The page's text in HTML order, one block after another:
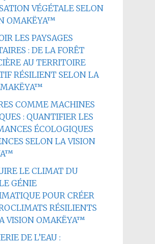
VÉGÉTALE SELON
OMAKËYA™
LES PAYSAGES
: DE LA FORÊT
AU TERRITOIRE
RÉSILIENT SELON LA
COMME MACHINES
: QUANTIFIER LES
ÉCOLOGIQUES
SELON LA VISION
LE CLIMAT DU
GÉNIE
POUR CRÉER
RÉSILIENTS
VISION OMAKËYA™
DE L’EAU :